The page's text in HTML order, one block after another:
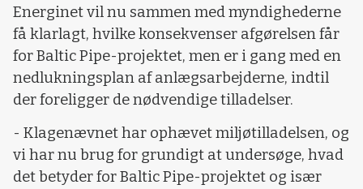
Energinet vil nu sammen med myndighederne
få klarlagt, hvilke konsekvenser afgørelsen får
for Baltic Pipe-projektet, men er i gang med en
nedlukningsplan af anlægsarbejderne, indtil
der foreligger de nødvendige tilladelser.
- Klagenævnet har ophævet miljøtilladelsen, og
vi har nu brug for grundigt at undersøge, hvad
det betyder for Baltic Pipe-projektet og især